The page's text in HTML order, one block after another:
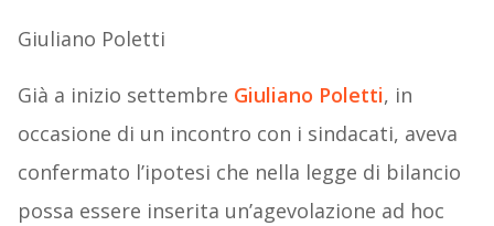
Giuliano Poletti
Già a inizio settembre Giuliano Poletti, in
occasione di un incontro con i sindacati, aveva
confermato l’ipotesi che nella legge di bilancio
possa essere inserita un’agevolazione ad hoc